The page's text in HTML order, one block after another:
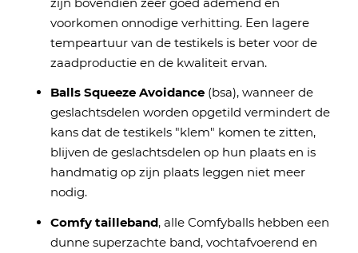
voorkomen onnodige verhitting. Een lagere
tempeartuur van de testikels is beter voor de
zaadproductie en de kwaliteit ervan.
Balls Squeeze Avoidance(bsa), wanneer de
geslachtsdelen worden opgetild vermindert de
kans dat de testikels "klem" komen te zitten,
blijven de geslachtsdelen op hun plaats en is
handmatig op zijn plaats leggen niet meer
nodig.
Comfy tailleband, alle Comfyballs hebben een
dunne superzachte band, vochtafvoerend en